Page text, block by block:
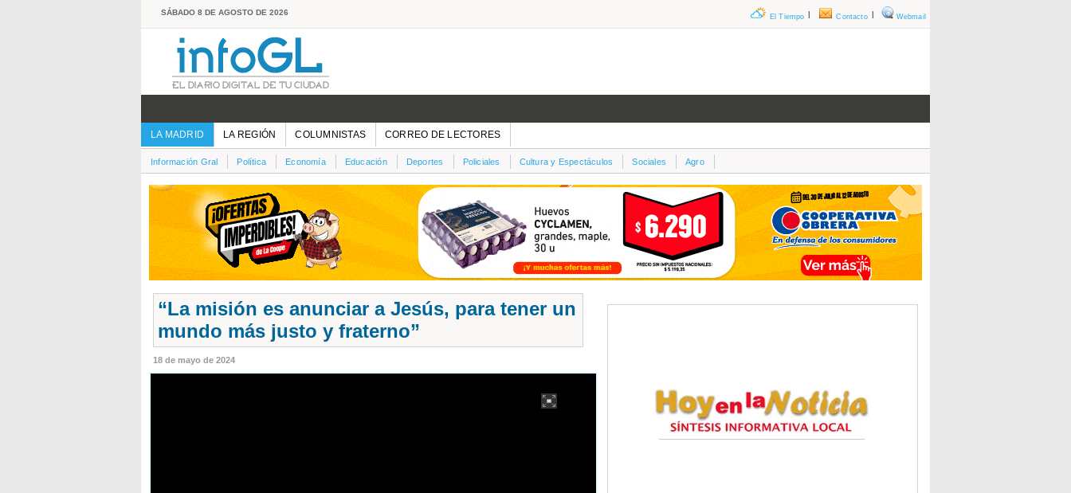
SÁBADO 8 DE AGOSTO DE 2026 Webmail
|
Contacto
|
El Tiempo
LA MADRID LA REGIÓN COLUMNISTAS CORREO DE LECTORES
Información Gral Política Economía Educación Deportes Policiales Cultura y Espectáculos Sociales Agro
“La misión es anunciar a Jesús, para tener un
mundo más justo y fraterno”
18 de mayo de 2024